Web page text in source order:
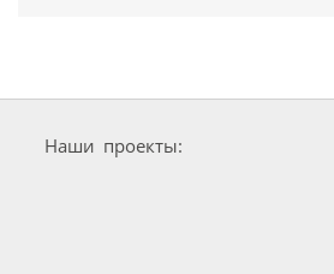
Наши проекты: